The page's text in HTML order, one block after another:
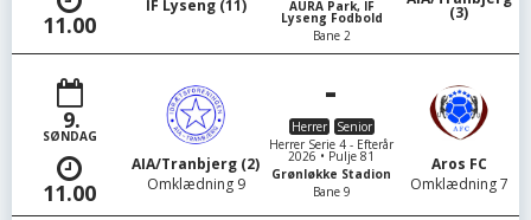
11.00
IF Lyseng (11)
AURA Park, IF
Lyseng Fodbold
Bane 2
(3)
9.
SØNDAG
11.00
AIA/Tranbjerg (2)
Omklædning 9
-
Herrer
Senior
Herrer Serie 4 - Efterår
2026 • Pulje 81
Grønløkke Stadion
Bane 9
Aros FC
Omklædning 7